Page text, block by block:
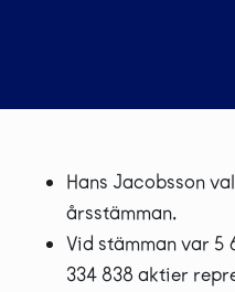
Hans Jacobsson
årsstämman.
Vid stämman var 5
334 838 aktier